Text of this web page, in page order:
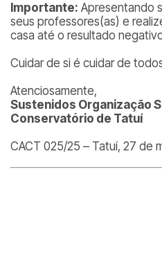
Importante: Apresentando
seus professores(as) e
casa até o resultado
Cuidar de si é cuidar de
Atenciosamente,
Sustenidos Organização
Conservatório de Tatuí
CACT 025/25 – Tatuí, 27 de